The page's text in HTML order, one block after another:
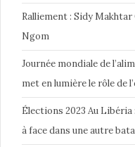
Ralliement : Sidy Makhtar
Ngom
Journée mondiale de
met en lumière le rôle de
Élections 2023 Au Libéria
à face dans une autre